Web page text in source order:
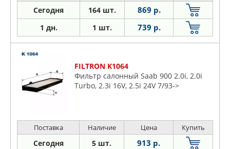
Сегодня 164 шт. 869 р.
1 дн. 1 шт. 739 р.
FILTRON K1064
Фильтр салонный Saab 900 2.0i, 2.0i
Turbo, 2.3i 16V, 2.5i 24V 7/93->
Поставка Наличие Цена Купить
Сегодня 5 шт. 913 р.